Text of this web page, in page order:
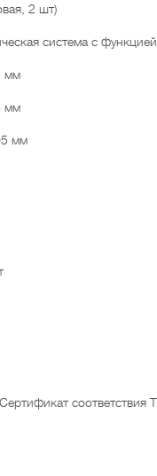
2 шт)
система с
мм
мм
мм